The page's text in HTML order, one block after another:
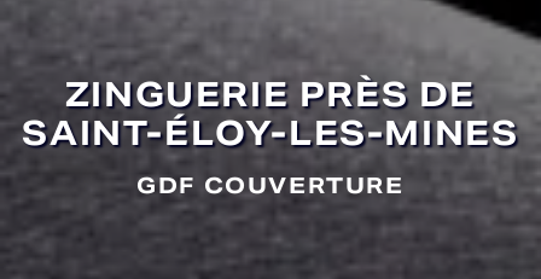
ZINGUERIE PRÈS DE
SAINT-ÉLOY-LES-MINES
GDF COUVERTURE